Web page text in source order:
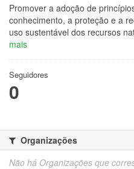
Promover a adoção de
conhecimento, a proteção e a
uso sustentável dos recursos
mais
Seguidores
0
Organizações
Não há Organizações que